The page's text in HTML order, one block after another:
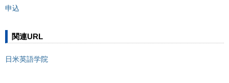
申込
関連URL
日米英語学院